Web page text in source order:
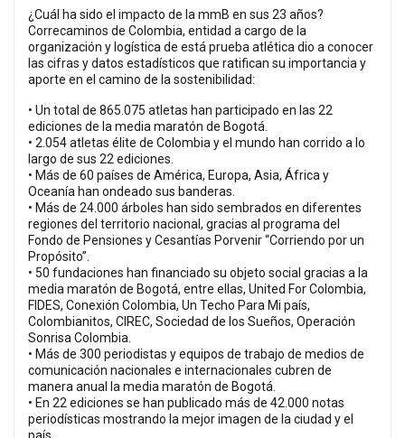
¿Cuál ha sido el impacto de la mmB en sus 23 años?
Correcaminos de Colombia, entidad a cargo de la
organización y logística de está prueba atlética dio a conocer
las cifras y datos estadísticos que ratifican su importancia y
aporte en el camino de la sostenibilidad:
• Un total de 865.075 atletas han participado en las 22
ediciones de la media maratón de Bogotá.
• 2.054 atletas élite de Colombia y el mundo han corrido a lo
largo de sus 22 ediciones.
• Más de 60 países de América, Europa, Asia, África y
Oceanía han ondeado sus banderas.
• Más de 24.000 árboles han sido sembrados en diferentes
regiones del territorio nacional, gracias al programa del
Fondo de Pensiones y Cesantías Porvenir “Corriendo por un
Propósito”.
• 50 fundaciones han financiado su objeto social gracias a la
media maratón de Bogotá, entre ellas, United For Colombia,
FIDES, Conexión Colombia, Un Techo Para Mi país,
Colombianitos, CIREC, Sociedad de los Sueños, Operación
Sonrisa Colombia.
• Más de 300 periodistas y equipos de trabajo de medios de
comunicación nacionales e internacionales cubren de
manera anual la media maratón de Bogotá.
• En 22 ediciones se han publicado más de 42.000 notas
periodísticas mostrando la mejor imagen de la ciudad y el